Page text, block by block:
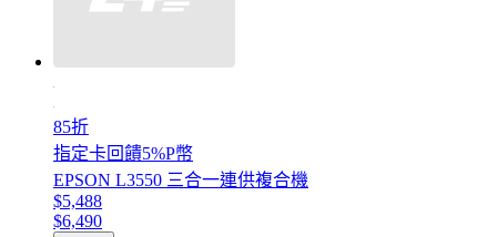
85折
指定卡回饋5%P幣
EPSON L3550 三合一連供複合機
$5,488
$6,490